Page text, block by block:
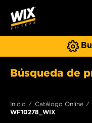
Búsqueda de
Inicio Catálogo Online
WF10278_WIX